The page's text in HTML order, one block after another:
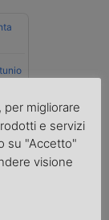
migliorare
e servizi
su "Accetto"
visione